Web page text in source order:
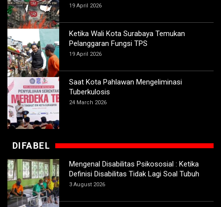
19 April 2026
Ketika Wali Kota Surabaya Temukan
Pelanggaran Fungsi TPS
19 April 2026
Saat Kota Pahlawan Mengeliminasi
Tuberkulosis
24 March 2026
DIFABEL
Mengenal Disabilitas Psikososial : Ketika
Definisi Disabilitas Tidak Lagi Soal Tubuh
3 August 2026